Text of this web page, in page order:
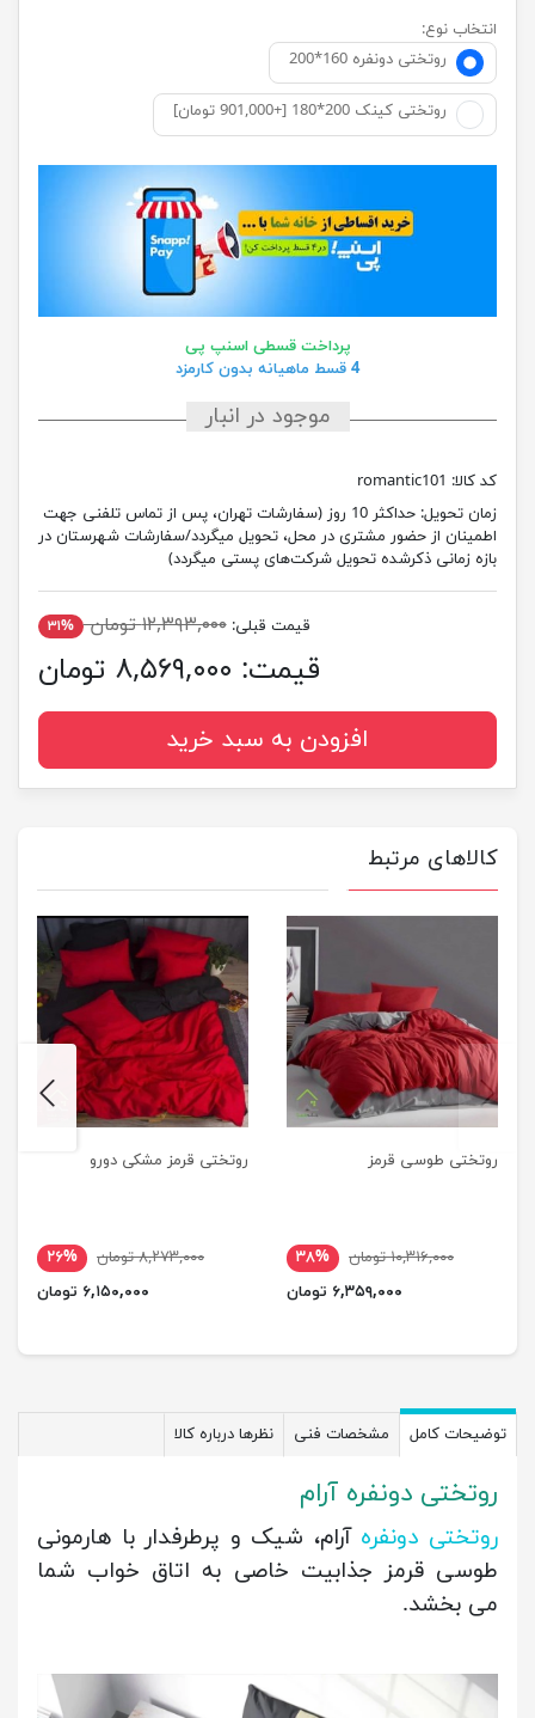
انتخاب نوع:
روتختی دونفره 160*200
روتختی کینک 200*180 [+901,000 تومان]
پرداخت قسطی اسنپ پی
4 قسط ماهیانه بدون کارمزد
موجود در انبار
کد کالا: romantic101
زمان تحویل:
حداکثر 10 روز (سفارشات تهران، پس از تماس تلفنی جهت
اطمینان از حضور مشتری در محل، تحویل میگردد/سفارشات شهرستان در
بازه زمانی ذکرشده تحویل شرکت‌های پستی میگردد)
قیمت قبلی: ۱۲,۳۹۳,۰۰۰ تومان ۳۱%
قیمت: ۸,۵۶۹,۰۰۰ تومان
افزودن به سبد خرید
کالاهای مرتبط
روتختی طوسی قرمز
۱۰,۳۱۶,۰۰۰ تومان
۳۸%
۶,۳۵۹,۰۰۰ تومان
روتختی قرمز مشکی دورو
۸,۲۷۳,۰۰۰ تومان
۲۶%
۶,۱۵۰,۰۰۰ تومان
previus
توضیحات کامل مشخصات فنی نظرها درباره کالا
روتختی دونفره آرام
روتختی دونفره آرام، شیک و پرطرفدار با هارمونی
طوسی قرمز جذابیت خاصی به اتاق خواب شما
می بخشد.